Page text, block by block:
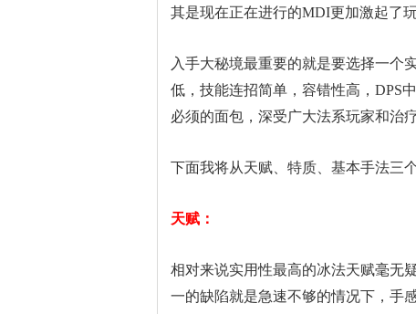
其是现在正在进行的MDI更加激起了
入手大秘境最重要的就是要选择一个
低，技能连招简单，容错性高，DPS
必须的面包，深受广大法系玩家和治
下面我将从天赋、特质、基本手法三
天赋：
相对来说实用性最高的冰法天赋毫无
一的缺陷就是急速不够的情况下，手